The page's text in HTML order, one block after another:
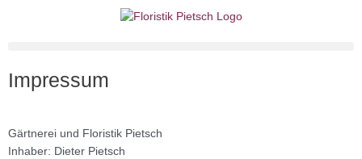
Impressum
Gärtnerei und Floristik Pietsch
Inhaber: Dieter Pietsch